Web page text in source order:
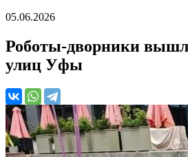
05.06.2026
Роботы-дворники
улиц Уфы